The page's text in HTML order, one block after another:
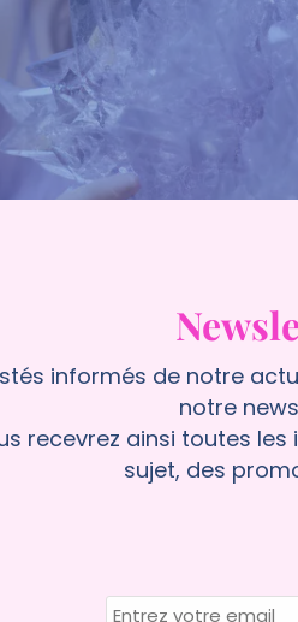
informés de notre
notre
recevrez ainsi toutes
sujet, des